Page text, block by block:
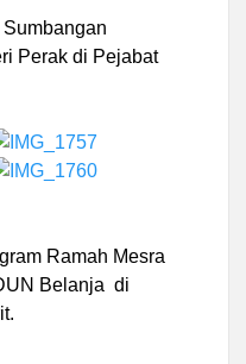
Perak di Pejabat
Ramah Mesra
Belanja di